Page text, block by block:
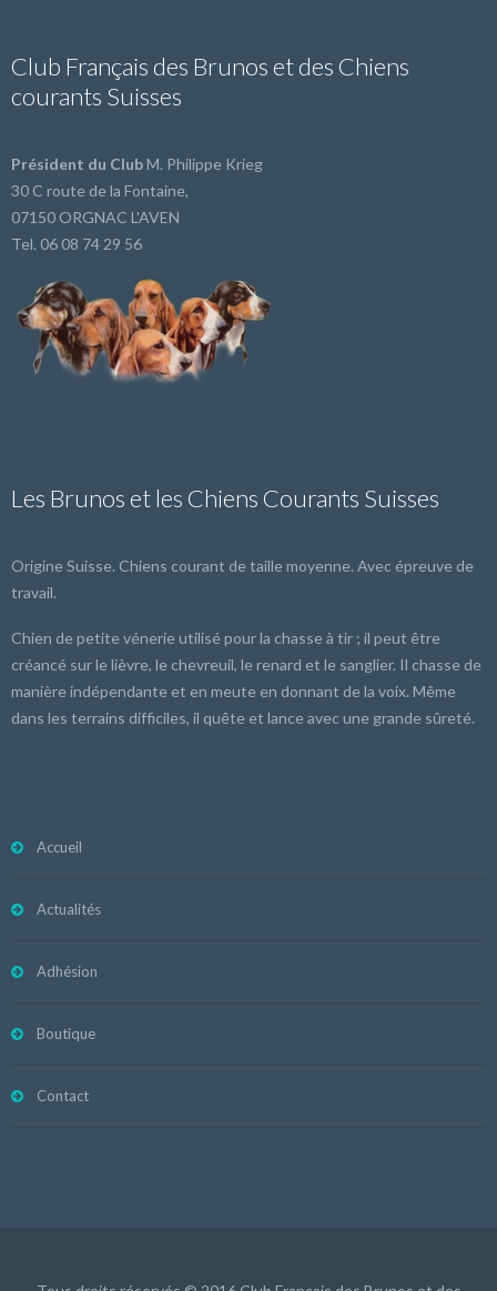
Club Français des Brunos et des Chiens
courants Suisses
Président du ClubM. Philippe Krieg
30 C route de la Fontaine,
07150 ORGNAC L'AVEN
Tel. 06 08 74 29 56
Les Brunos et les Chiens Courants Suisses
Origine Suisse. Chiens courant de taille moyenne. Avec épreuve de
travail.
Chien de petite vénerie utilisé pour la chasse à tir ; il peut être
créancé sur le lièvre, le chevreuil, le renard et le sanglier. Il chasse de
manière indépendante et en meute en donnant de la voix. Même
dans les terrains difficiles, il quête et lance avec une grande sûreté.
Accueil
Actualités
Adhésion
Boutique
Contact